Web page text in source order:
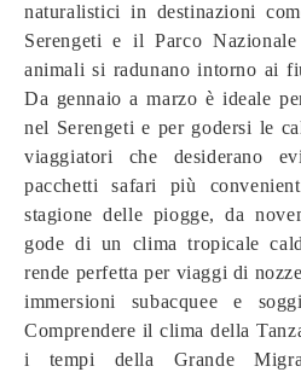
naturalistici in destinazioni
Serengeti e il Parco
animali si radunano intorno ai
Da gennaio a marzo è ideale
nel Serengeti e per godersi le
viaggiatori che desiderano
pacchetti safari più
stagione delle piogge, da
gode di un clima tropicale
rende perfetta per viaggi di
immersioni subacquee e
Comprendere il clima della
i tempi della Grande